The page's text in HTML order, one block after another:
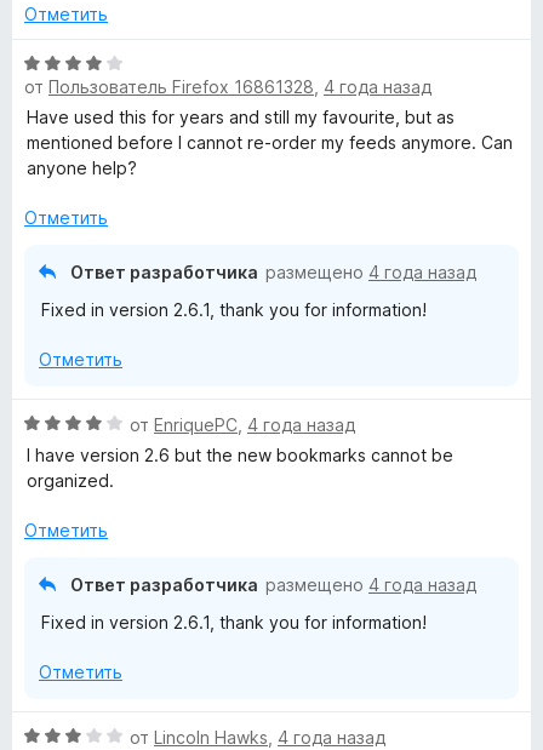
Отметить
О
ц
е
н
е
о
от Пользователь Firefox 16861328 4 года назад
Have used this for years and still my favourite, but as
mentioned before I cannot re-order my feeds anymore. Can
anyone help?
Отметить
Ответ разработчика размещено 4 года назад
Fixed in version 2.6.1, thank you for information!
Отметить
О
ц
е
е
5
от EnriquePC 4 года назад
I have version 2.6 but the new bookmarks cannot be
organized.
Отметить
Ответ разработчика размещено 4 года назад
Fixed in version 2.6.1, thank you for information!
Отметить
О
от Lincoln Hawks 4 года назад